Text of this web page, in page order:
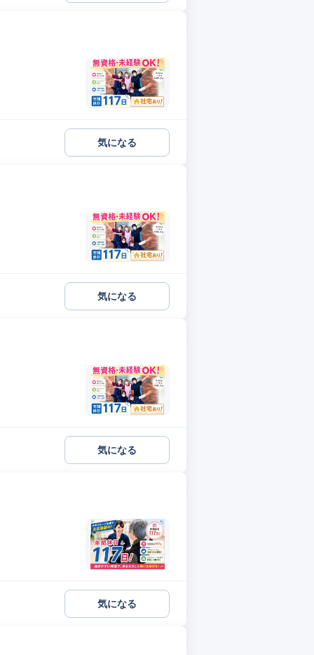
気になる
気になる
気になる
気になる